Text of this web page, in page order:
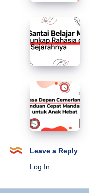
Ke-
Lucu
Mahasiswa
Terbaru
Tips
Santai
Belajar
Mandarin:
Mengungkap
Rahasia
dari
Jejak
Sejarahnya
Masa
Depan
Cemerlang:
Panduan
Cepat
Mandarin
Leave a Reply
Log In